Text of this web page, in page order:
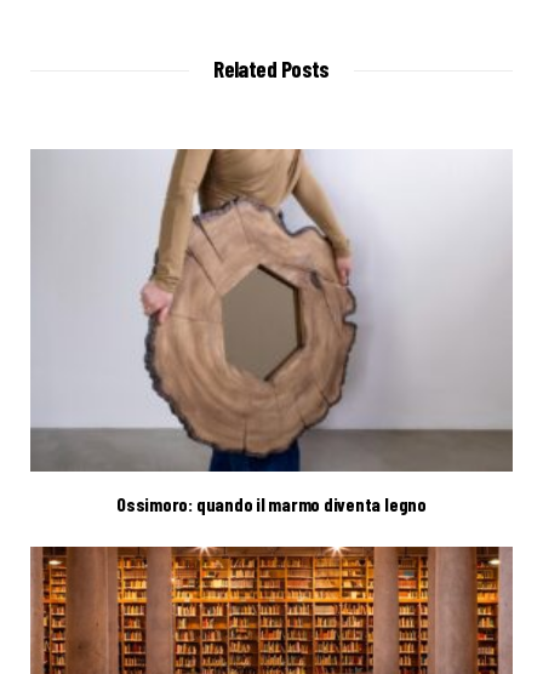
Related Posts
Ossimoro: quando il marmo diventa legno